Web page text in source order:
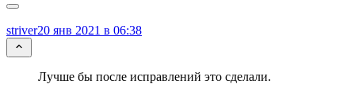
striver20 янв 2021 в 06:38
Лучше бы после исправлений это сделали.